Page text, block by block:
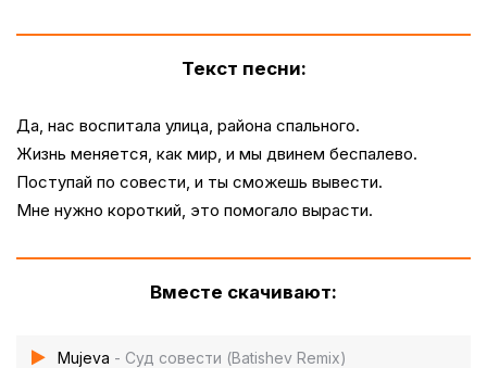
Текст песни:
Да, нас воспитала улица, района спального.
Жизнь меняется, как мир, и мы двинем беспалево.
Поступай по совести, и ты сможешь вывести.
Мне нужно короткий, это помогало вырасти.
Вместе скачивают:
Mujeva - Суд совести (Batishev Remix)